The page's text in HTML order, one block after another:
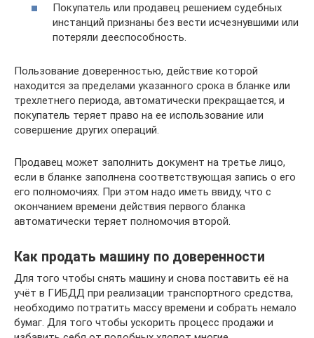
Покупатель или продавец решением судебных
инстанций признаны без вести исчезнувшими или
потеряли дееспособность.
Пользование доверенностью, действие которой
находится за пределами указанного срока в бланке или
трехлетнего периода, автоматически прекращается, и
покупатель теряет право на ее использование или
совершение других операций.
Продавец может заполнить документ на третье лицо,
если в бланке заполнена соответствующая запись о его
его полномочиях. При этом надо иметь ввиду, что с
окончанием времени действия первого бланка
автоматически теряет полномочия второй.
Как продать машину по доверенности
Для того чтобы снять машину и снова поставить её на
учёт в ГИБДД при реализации транспортного средства,
необходимо потратить массу времени и собрать немало
бумаг. Для того чтобы ускорить процесс продажи и